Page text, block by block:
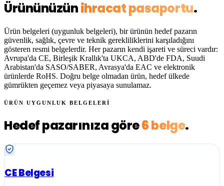
Ürününüzünihracat pasaportu.
Ürün belgeleri (uygunluk belgeleri), bir ürünün hedef pazarın
güvenlik, sağlık, çevre ve teknik gerekliliklerini karşıladığını
gösteren resmi belgelerdir. Her pazarın kendi işareti ve süreci vardır:
Avrupa'da CE, Birleşik Krallık'ta UKCA, ABD'de FDA, Suudi
Arabistan'da SASO/SABER, Avrasya'da EAC ve elektronik
ürünlerde RoHS. Doğru belge olmadan ürün, hedef ülkede
gümrükten geçemez veya piyasaya sunulamaz.
ÜRÜN UYGUNLUK BELGELERİ
Hedef pazarınıza göre6 belge.
CE Belgesi